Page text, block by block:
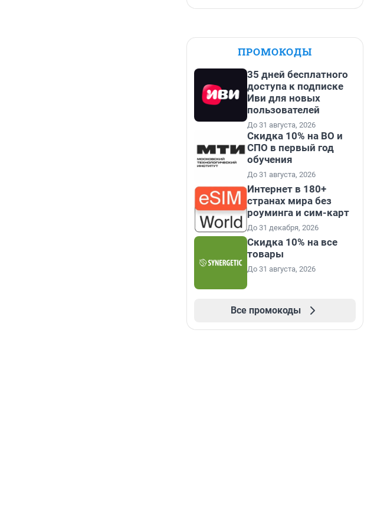
ПРОМОКОДЫ
35 дней бесплатного
доступа к подписке
Иви для новых
пользователей
До 31 августа, 2026
Скидка 10% на ВО и
СПО в первый год
обучения
До 31 августа, 2026
Интернет в 180+
странах мира без
роуминга и сим-карт
До 31 декабря, 2026
Скидка 10% на все
товары
До 31 августа, 2026
Все промокоды